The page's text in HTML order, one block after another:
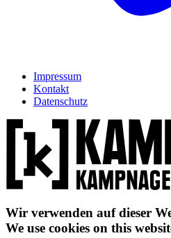
Impressum
Kontakt
Datenschutz
Wir verwenden auf dieser
We use cookies on this